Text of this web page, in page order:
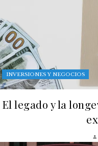
INVERSIONES Y NEGOCIOS
El legado y la